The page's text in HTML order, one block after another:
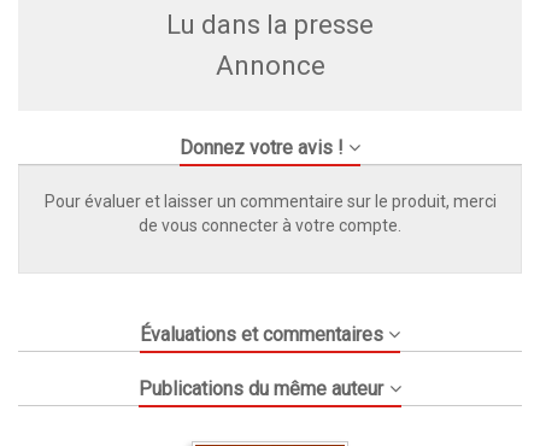
Lu dans la presse
Annonce
Donnez votre avis !
Pour évaluer et laisser un commentaire sur le produit, merci
de vous connecter à votre compte.
Évaluations et commentaires
Publications du même auteur